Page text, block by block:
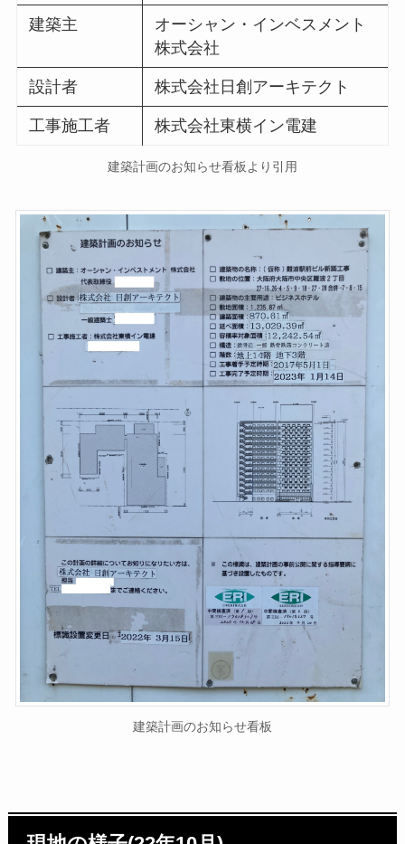
建築主
オーシャン・インベスメント
株式会社
設計者 株式会社日創アーキテクト
工事施工者 株式会社東横イン電建
建築計画のお知らせ看板より引用
建築計画のお知らせ看板